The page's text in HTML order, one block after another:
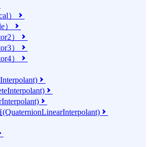
） 

） 
） 
） 



